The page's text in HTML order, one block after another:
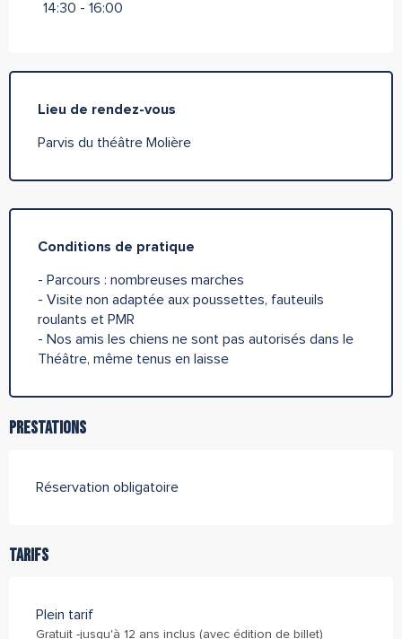
14:30 - 16:00
Lieu de rendez-vous
Parvis du théâtre Molière
Conditions de pratique
- Parcours : nombreuses marches
- Visite non adaptée aux poussettes, fauteuils
roulants et PMR
- Nos amis les chiens ne sont pas autorisés dans le
Théâtre, même tenus en laisse
Prestations
Réservation obligatoire
Tarifs
Plein tarif
Gratuit -jusqu'à 12 ans inclus (avec édition de billet)